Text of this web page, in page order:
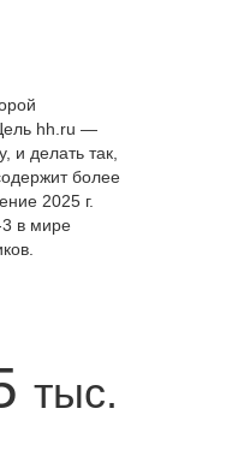
hh.ru —
и делать так,
более
2025 г.
в мире
тыс.